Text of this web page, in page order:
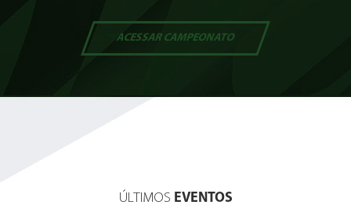
ACESSARCAMPEONATO
ÚLTIMOS EVENTOS